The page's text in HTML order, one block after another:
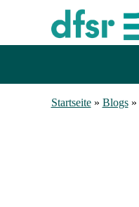
Startseite» Blogs»